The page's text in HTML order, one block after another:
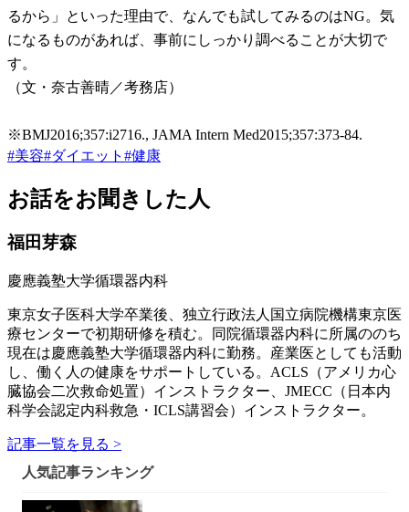
るから」といった理由で、なんでも試してみるのはNG。気
になるものがあれば、事前にしっかり調べることが大切で
す。
（文・奈古善晴／考務店）
※BMJ2016;357:i2716., JAMA Intern Med2015;357:373-84.
#美容#ダイエット #健康
お話をお聞きした人
福田芽森
慶應義塾大学循環器内科
東京女子医科大学卒業後、独立行政法人国立病院機構東京医
療センターで初期研修を積む。同院循環器内科に所属ののち
現在は慶應義塾大学循環器内科に勤務。産業医としても活動
し、働く人の健康をサポートしている。ACLS（アメリカ心
臓協会二次救命処置）インストラクター、JMECC（日本内
科学会認定内科救急・ICLS講習会）インストラクター。
記事一覧を見る >
人気記事ランキング